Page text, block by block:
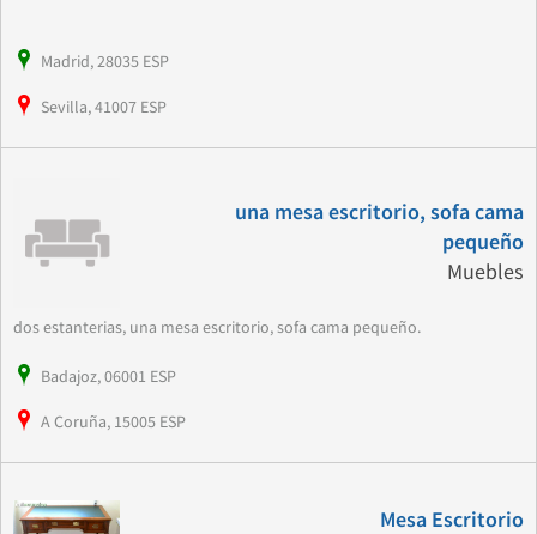
Madrid, 28035 ESP
Sevilla, 41007 ESP
una mesa escritorio, sofa cama
pequeño
Muebles
dos estanterias, una mesa escritorio, sofa cama pequeño.
Badajoz, 06001 ESP
A Coruña, 15005 ESP
Mesa Escritorio